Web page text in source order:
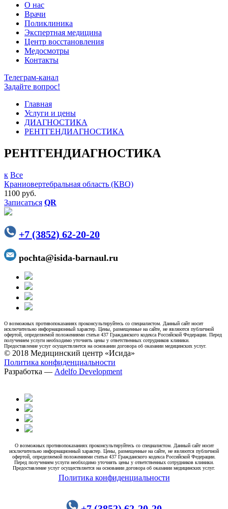
О нас
Врачи
Поликлиника
Экспертная медицина
Центр восстановления
Медосмотры
Контакты
Телеграм-канал
Задайте вопрос!
Главная
Услуги и цены
ДИАГНОСТИКА
РЕНТГЕНДИАГНОСТИКА
РЕНТГЕНДИАГНОСТИКА
к Все
Краниовертебральная область (КВО)
1100 руб.
Записаться QR
+7 (3852) 62-20-20
pochta@isida-barnaul.ru
О возможных противопоказаниях проконсультируйтесь со специалистом. Данный сайт носит
исключительно информационный характер. Цены, размещенные на сайте, не являются публичной
офертой, определяемой положениями статьи 437 Гражданского кодекса Российской Федерации. Перед
получением услуги необходимо уточнять цены у ответственных сотрудников клиники.
Предоставление услуг осуществляется на основании договора об оказании медицинских услуг.
© 2018 Медицинский центр «Исида»
Политика конфиденциальности
Разработка — Adelfo Development
О возможных противопоказаниях проконсультируйтесь со специалистом. Данный сайт носит
исключительно информационный характер. Цены, размещенные на сайте, не являются публичной
офертой, определяемой положениями статьи 437 Гражданского кодекса Российской Федерации.
Перед получением услуги необходимо уточнять цены у ответственных сотрудников клиники.
Предоставление услуг осуществляется на основании договора об оказании медицинских услуг.
Политика конфиденциальности